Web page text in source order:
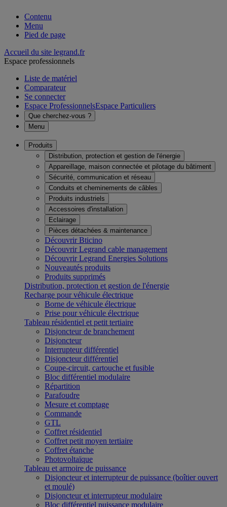
Contenu
Menu
Pied de page
Accueil du site legrand.fr
Espace professionnels
Liste de matériel
Comparateur
Se connecter
Espace ProfessionnelsEspace Particuliers
Que cherchez-vous ?
Menu
Produits
Distribution, protection et gestion de l'énergie
Appareillage, maison connectée et pilotage du bâtiment
Sécurité, communication et réseau
Conduits et cheminements de câbles
Produits industriels
Accessoires d'installation
Eclairage
Pièces détachées & maintenance
Découvrir Bticino
Découvrir Legrand cable management
Découvrir Legrand Energies Solutions
Nouveautés produits
Produits supprimés
Distribution, protection et gestion de l'énergie
Recharge pour véhicule électrique
Borne de véhicule électrique
Prise pour véhicule électrique
Tableau résidentiel et petit tertiaire
Disjoncteur de branchement
Disjoncteur
Interrupteur différentiel
Disjoncteur différentiel
Coupe-circuit, cartouche et fusible
Bloc différentiel modulaire
Répartition
Parafoudre
Mesure et comptage
Commande
GTL
Coffret résidentiel
Coffret petit moyen tertiaire
Coffret étanche
Photovoltaïque
Tableau et armoire de puissance
Disjoncteur et interrupteur de puissance (boîtier ouvert
et moulé)
Disjoncteur et interrupteur modulaire
Bloc différentiel puissance modulaire